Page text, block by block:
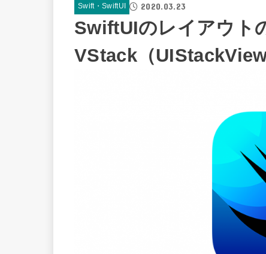
Swift・SwiftUI 2020.03.23
SwiftUIのレイアウト
VStack（